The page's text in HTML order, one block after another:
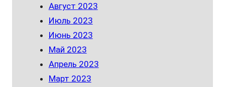
Август 2023
Июль 2023
Июнь 2023
Май 2023
Апрель 2023
Март 2023